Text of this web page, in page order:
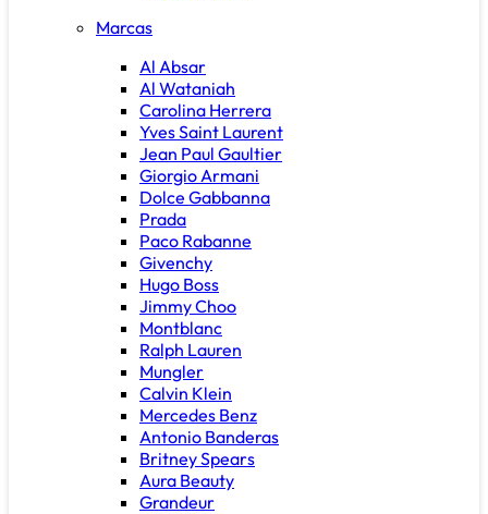
Marcas
Al Absar
Al Wataniah
Carolina Herrera
Yves Saint Laurent
Jean Paul Gaultier
Giorgio Armani
Dolce Gabbanna
Prada
Paco Rabanne
Givenchy
Hugo Boss
Jimmy Choo
Montblanc
Ralph Lauren
Mungler
Calvin Klein
Mercedes Benz
Antonio Banderas
Britney Spears
Aura Beauty
Grandeur